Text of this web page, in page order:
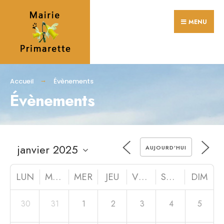
MENU
Accueil Évènements
Évènements
AUJOURD’HUI
LUN MAR MER JEU VEN SAM DIM
30 31 1 2 3 4 5